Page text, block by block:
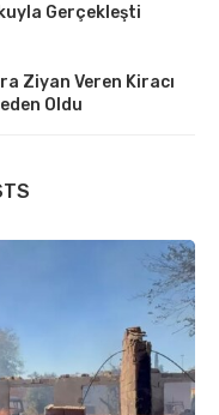
Gerçekleşti
Ziyan Veren Kiracı
Oldu